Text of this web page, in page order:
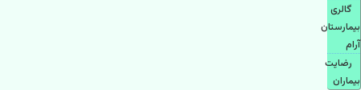
گالری
بیمارستان
آرام
رضایت
بیماران